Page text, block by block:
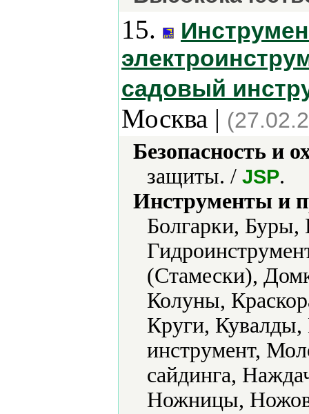
15.
садовый
Москва |
Безопасность и
защиты. / JSP.
Инструменты и
Болгарки, Буры,
(Стамески),
Колуны,
Круги,
инструмент,
сайдинга,
Ножницы,